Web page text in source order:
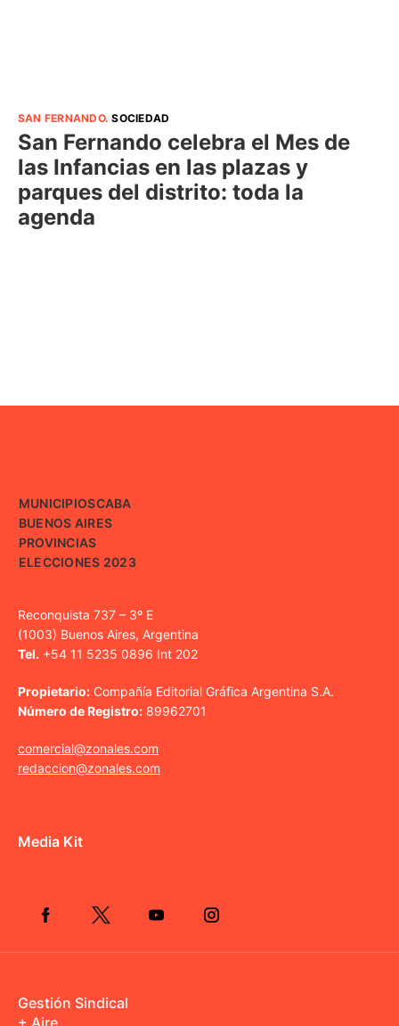
SAN FERNANDO.SOCIEDAD
San Fernando celebra el Mes de
las Infancias en las plazas y
parques del distrito: toda la
agenda
MUNICIPIOSCABA
BUENOS AIRES
PROVINCIAS
ELECCIONES 2023
Reconquista 737 – 3º E
(1003) Buenos Aires, Argentina
Tel. +54 11 5235 0896 Int 202
Propietario: Compañía Editorial Gráfica Argentina S.A.
Número de Registro: 89962701
comercial@zonales.com
redaccion@zonales.com
Media Kit
Gestión Sindical
+ Aire